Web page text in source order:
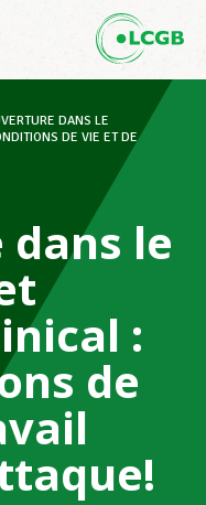
DANS LE
DE VIE ET DE
dans le
:
de